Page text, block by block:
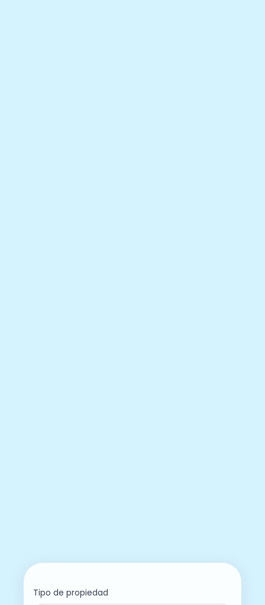
Tipo de propiedad